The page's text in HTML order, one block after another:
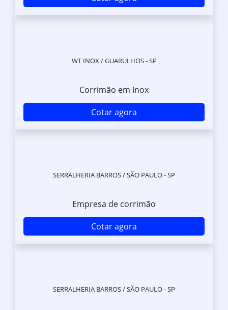
WT INOX / GUARULHOS - SP
Corrimão em Inox
Cotar agora
SERRALHERIA BARROS / SÃO PAULO - SP
Empresa de corrimão
Cotar agora
SERRALHERIA BARROS / SÃO PAULO - SP